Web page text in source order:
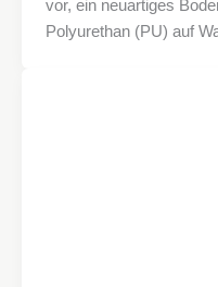
vor, ein neuartiges
Polyurethan (PU) auf